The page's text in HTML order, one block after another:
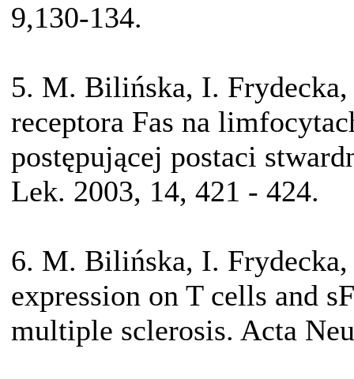
9,130-134.
5. M. Bilińska, I. Frydecka,
receptora Fas na
postępującej postaci
Lek. 2003, 14, 421 - 424.
6. M. Bilińska, I. Frydecka,
expression on T cells and
multiple sclerosis. Acta